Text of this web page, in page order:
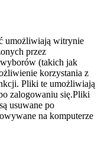
umożliwiają witrynie
przez
(takich jak
korzystania z
Pliki te umożliwiają
zalogowaniu się.Pliki
usuwane po
na komputerze